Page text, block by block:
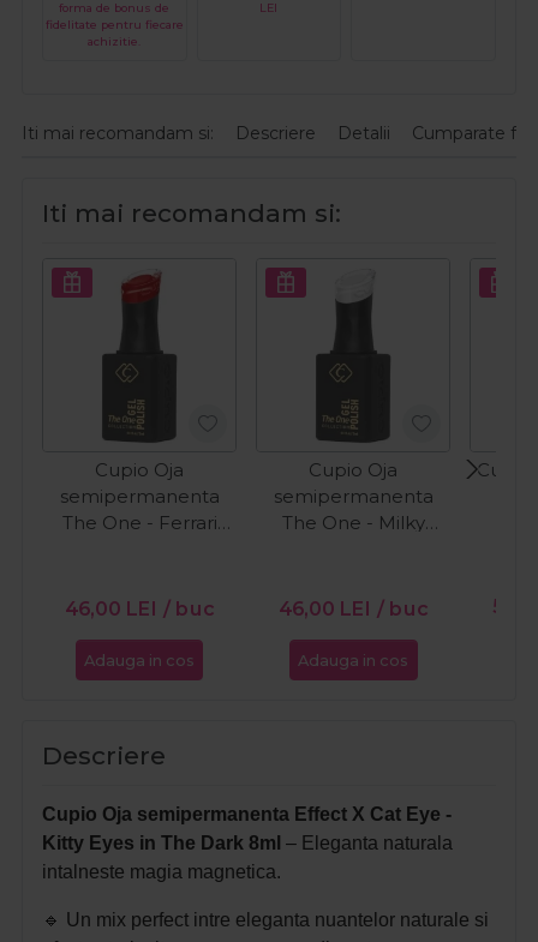
forma de bonus de
fidelitate pentru fiecare
achizitie.
LEI
Iti mai recomandam si: Descriere Detalii Cumparate
Iti mai recomandam si:
Cupio Oja
semipermanenta
The One - Ferrari
46,00 LEI / buc
Adauga in cos
Cupio Oja
semipermanenta
The One - Milky
46,00 LEI / buc
Adauga in cos
Cupio
Descriere
Cupio Oja semipermanenta Effect X Cat Eye -
Kitty Eyes in The Dark 8ml – Eleganta naturala
intalneste magia magnetica.
🔹 Un mix perfect intre eleganta nuantelor naturale si